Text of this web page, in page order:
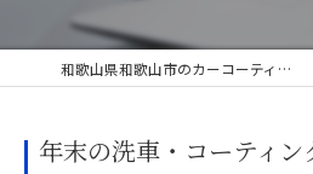
和歌山県和歌山市のカーコーティングならキーパープロショップ高野口SS
年末の洗車・コーティン